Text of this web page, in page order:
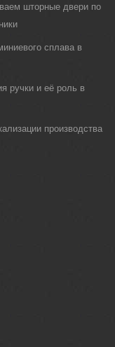
шторные двери по
сплава в
ручки и её роль в
производства